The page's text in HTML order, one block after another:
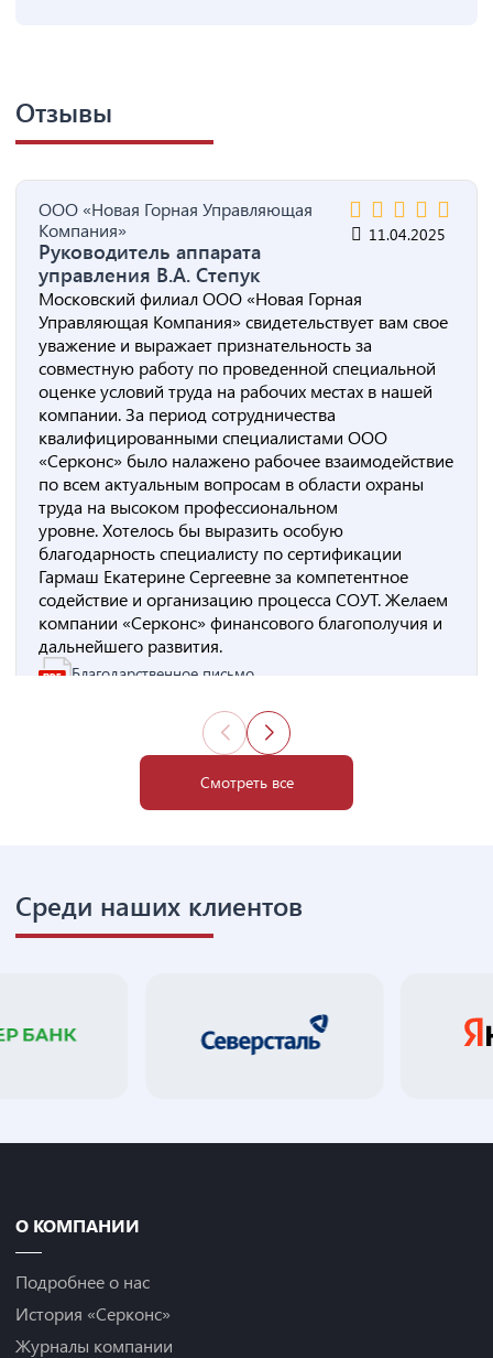
Отзывы
ООО «Новая Горная Управляющая
Компания»
Руководитель аппарата
управления В.А. Степук
11.04.2025
Московский филиал ООО «Новая Горная
Управляющая Компания» свидетельствует вам свое
уважение и выражает признательность за
совместную работу по проведенной специальной
оценке условий труда на рабочих местах в нашей
компании. За период сотрудничества
квалифицированными специалистами ООО
«Серконс» было налажено рабочее взаимодействие
по всем актуальным вопросам в области охраны
труда на высоком профессиональном
уровне. Хотелось бы выразить особую
благодарность специалисту по сертификации
Гармаш Екатерине Сергеевне за компетентное
содействие и организацию процесса СОУТ. Желаем
компании «Серконс» финансового благополучия и
дальнейшего развития.
Благодарственное письмо
Смотреть все
Среди наших клиентов
О КОМПАНИИ
Подробнее о нас
История «Серконс»
Журналы компании